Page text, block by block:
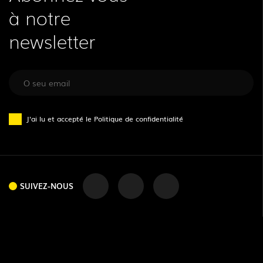
à notre
newsletter
J'ai lu et accepté le Politique de confidentialité
SUIVEZ-NOUS